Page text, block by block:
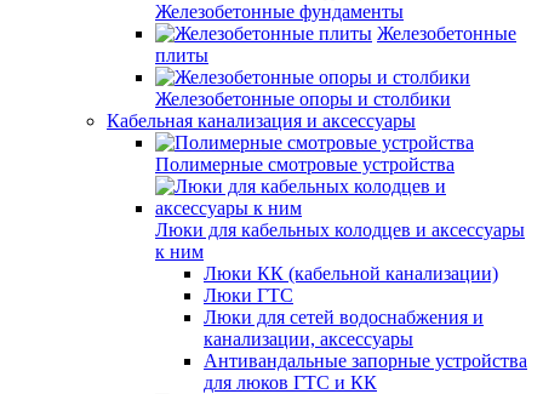
Железобетонные фундаменты
Железобетонные
плиты
Железобетонные опоры и столбики
Кабельная канализация и аксессуары
Полимерные смотровые устройства
Люки для кабельных колодцев и аксессуары
к ним
Люки КК (кабельной канализации)
Люки ГТС
Люки для сетей водоснабжения и
канализации, аксессуары
Антивандальные запорные устройства
для люков ГТС и КК